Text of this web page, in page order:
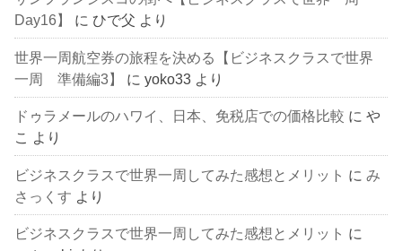
Day16】
に ひで父 より
世界一周航空券の旅程を決める【ビジネスクラスで世界
一周 準備編3】
にyoko33 より
ドゥラメールのハワイ、日本、免税店での価格比較 にや
こ より
ビジネスクラスで世界一周してみた感想とメリット に み
さっくす より
ビジネスクラスで世界一周してみた感想とメリット に